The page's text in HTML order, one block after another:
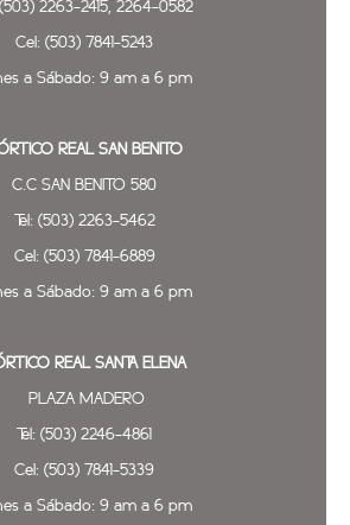
sit amet, consectetur adipiscing
non mauris quis tellus rhoncus
(503) 2263-2415, 2264-0582
Cel: (503) 7841-5243
a Sábado: 9 am a 6 pm
REAL SAN BENITO
C.C SAN BENITO 580
Tel: (503) 2263-5462
Cel: (503) 7841-6889
a Sábado: 9 am a 6 pm
REAL SANTA ELENA
PLAZA MADERO
Tel: (503) 2246-4861
Cel: (503) 7841-5339
a Sábado: 9 am a 6 pm